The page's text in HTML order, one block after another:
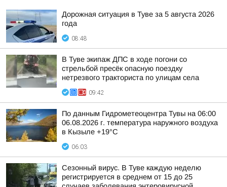
Дорожная ситуация в Туве за 5 августа 2026
года
08:48
В Туве экипаж ДПС в ходе погони со
стрельбой пресёк опасную поездку
нетрезвого тракториста по улицам села
09:42
По данным Гидрометеоцентра Тувы на 06:00
06.08.2026 г. температура наружного воздуха
в Кызыле +19°С
06:03
Сезонный вирус. В Туве каждую неделю
регистрируется в среднем от 15 до 25